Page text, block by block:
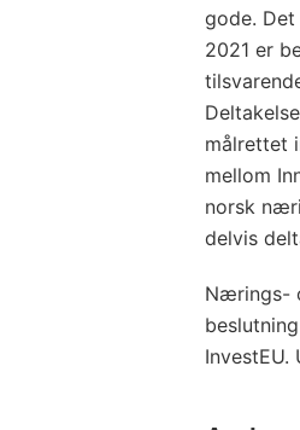
gode.
2021 er
målrettet
mellom
norsk
delvis
Nærings-